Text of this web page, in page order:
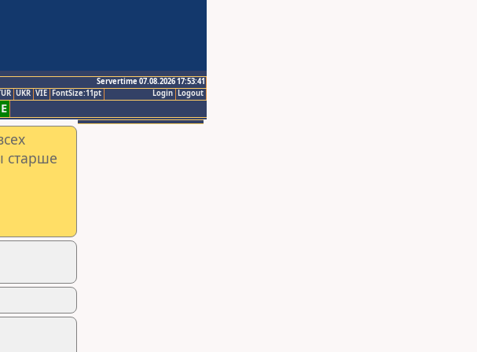
Servertime 07.08.2026 17:53:41
Logout
Login
UKR VIE FontSize:11pt
старше